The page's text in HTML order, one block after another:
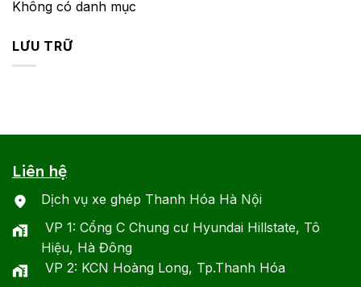
Không có danh mục
LƯU TRỮ
Liên hệ
Dịch vụ xe ghép Thanh Hóa Hà Nội
VP 1: Cổng C Chung cư Hyundai Hillstate, Tô
Hiệu, Hà Đông
VP 2: KCN Hoàng Long, Tp.Thanh Hóa